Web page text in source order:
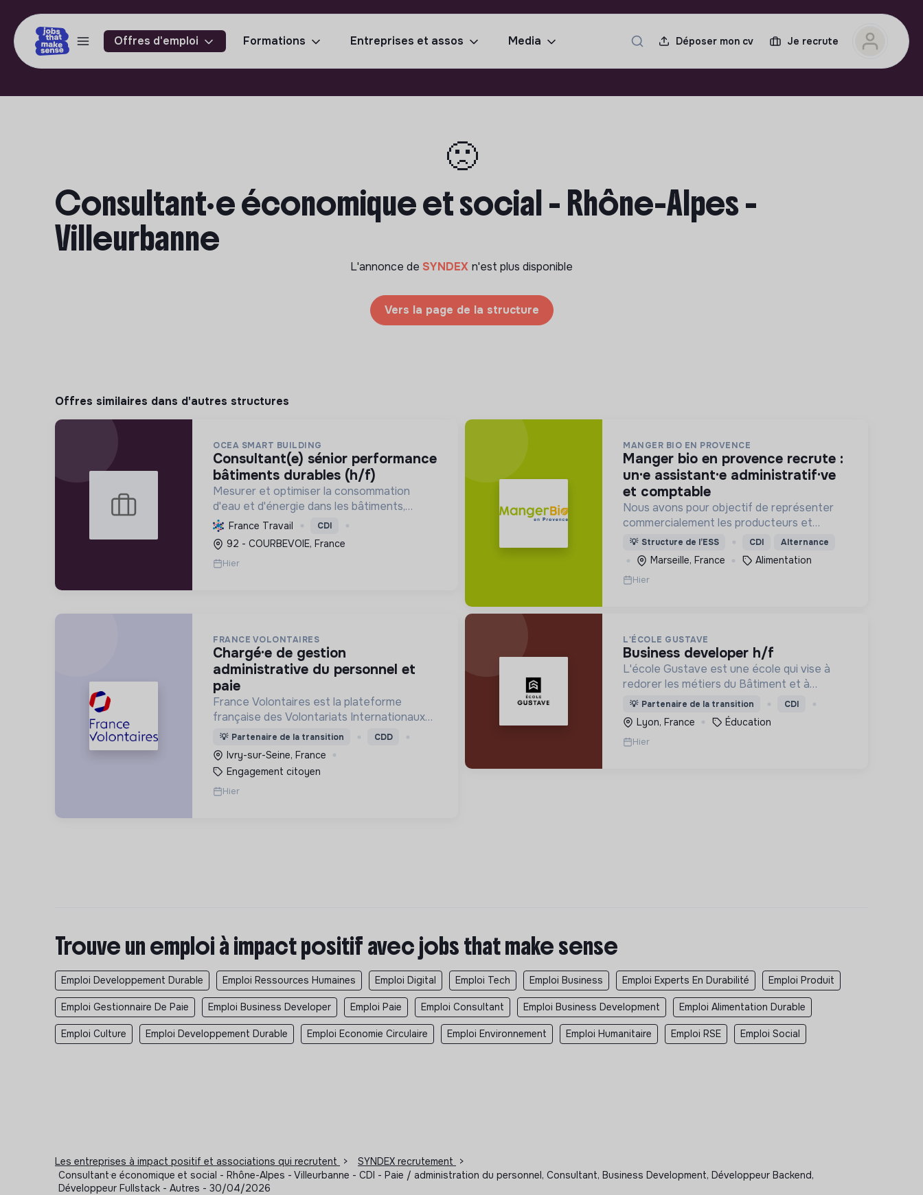
Offres d'emploi Formations Entreprises et assos Media Déposer mon cv Je recrute
🙁
Consultant·e économique et social - Rhône-Alpes -
Villeurbanne
L'annonce de SYNDEX n'est plus disponible
Vers la page de la structure
Offres similaires dans d'autres structures
OCEA SMART BUILDING
consultant(e) sénior performance
bâtiments durables (h/f)
Mesurer et optimiser la consommation
d'eau et d'énergie dans les bâtiments,
accompagner leur décarbonation et la
conformité réglementaire pour une
transition énergétique durable.
France Travail CDI
92 - COURBEVOIE, France
Hier
MANGER BIO EN PROVENCE
manger bio en provence recrute :
un·e assistant·e administratif·ve
et comptable
Nous avons pour objectif de représenter
commercialement les producteurs et
transformateurs BIO de la région SUD
auprès des collectivités afin d’introduire les
produits BIO et LOCAUX dans les cantines.
💡 Structure de l’ESS CDI Alternance
Marseille, France Alimentation
Hier
FRANCE VOLONTAIRES
chargé·e de gestion
administrative du personnel et
paie
France Volontaires est la plateforme
française des Volontariats Internationaux
d’Echange et de Solidarité.
💡 Partenaire de la transition CDD
Ivry-sur-Seine, France
Engagement citoyen
Hier
L'ÉCOLE GUSTAVE
business developer h/f
L'école Gustave est une école qui vise à
redorer les métiers du Bâtiment et à
construire le monde de demain. Notre ESS
recrute ses apprenants en fonction de leur
motivation et non de leur diplôme.
💡 Partenaire de la transition CDI
Lyon, France Éducation
Hier
Trouve un emploi à impact positif avec jobs that make sense
Emploi Developpement Durable Emploi Ressources Humaines Emploi Digital Emploi Tech Emploi Business Emploi Experts En Durabilité Emploi Produit
Emploi Gestionnaire De Paie Emploi Business Developer Emploi Paie Emploi Consultant Emploi Business Development Emploi Alimentation Durable
Emploi Culture Emploi Developpement Durable Emploi Economie Circulaire Emploi Environnement Emploi Humanitaire Emploi RSE Emploi Social
Les entreprises à impact positif et associations qui recrutent > SYNDEX recrutement
>
Consultant·e économique et social - Rhône-Alpes - Villeurbanne - CDI - Paie / administration du personnel, Consultant, Business Development, Développeur Backend,
Développeur Fullstack - Autres - 30/04/2026